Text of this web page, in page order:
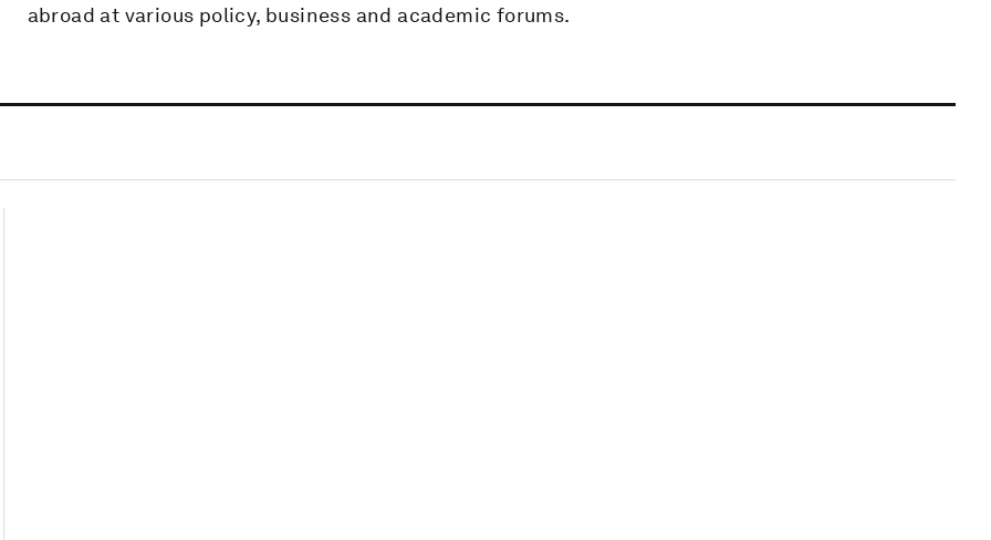
abroad at various policy, business and academic forums.